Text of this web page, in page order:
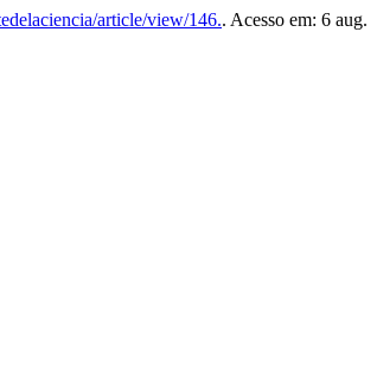
article/view/146.. Acesso em: 6 aug.